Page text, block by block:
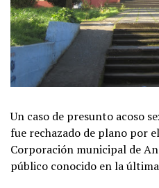
Un caso de presunto acoso
fue rechazado de plano por
Corporación municipal de
público conocido en la